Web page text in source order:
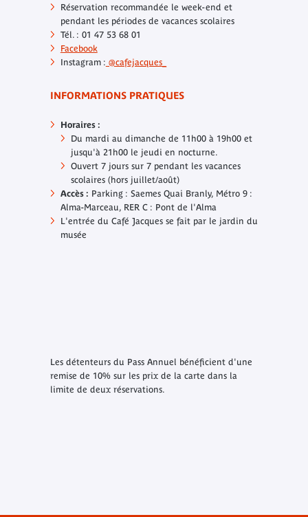
Réservation recommandée le week-end et
pendant les périodes de vacances scolaires
Tél. : 01 47 53 68 01
Facebook
Instagram : @cafejacques_
INFORMATIONS PRATIQUES
Horaires :
Du mardi au dimanche de 11h00 à 19h00 et
jusqu'à 21h00 le jeudi en nocturne.
Ouvert 7 jours sur 7 pendant les vacances
scolaires (hors juillet/août)
Accès : Parking : Saemes Quai Branly, Métro 9 :
Alma-Marceau, RER C : Pont de l'Alma
L'entrée du Café Jacquesse fait par le jardin du
musée
Les détenteurs du Pass Annuel bénéficient d'une
remise de 10% sur les prix de la carte dans la
limite de deux réservations.